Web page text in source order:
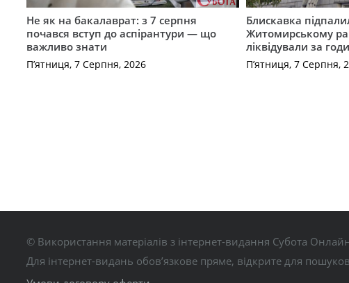
Не як на бакалаврат: з 7 серпня
почався вступ до аспірантури — що
важливо знати
П’ятниця, 7 Серпня, 2026
Блискавка
Житомирському
ліквідували за
П’ятниця, 7 Серпня,
© Використання матеріалів з інтернет-видання Субота
Для інтернет-видань обов’язкове пряме, відкрите для